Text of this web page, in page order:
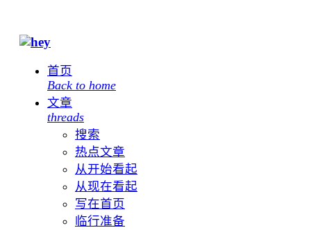
首页
Back to home
文章
threads
搜索
热点文章
从开始看起
从现在看起
写在首页
临行准备